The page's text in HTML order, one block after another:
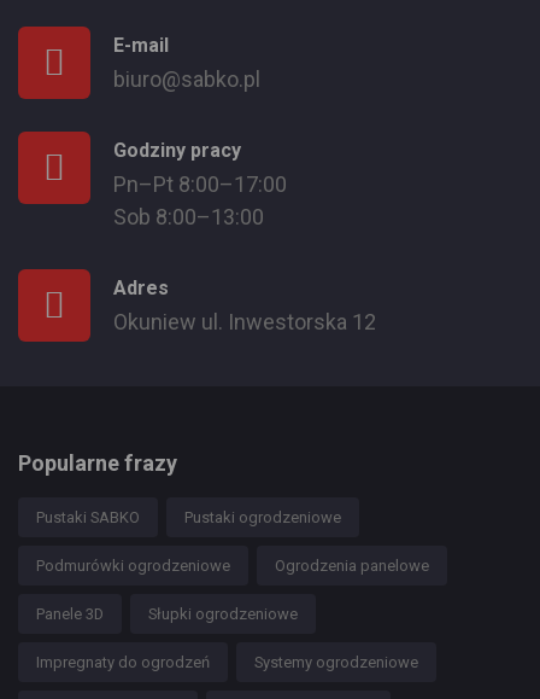
E-mail
biuro@sabko.pl
Godziny pracy
Pn–Pt 8:00–17:00
Sob 8:00–13:00
Adres
Okuniew ul. Inwestorska 12
Popularne frazy
Pustaki SABKO Pustaki ogrodzeniowe
Podmurówki ogrodzeniowe Ogrodzenia panelowe
Panele 3D Słupki ogrodzeniowe
Impregnaty do ogrodzeń Systemy ogrodzeniowe